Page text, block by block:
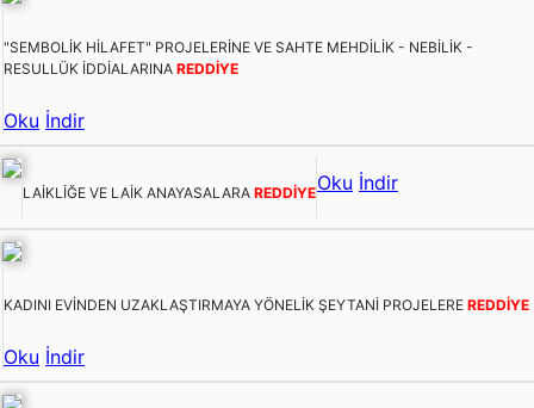
"SEMBOLİK HİLAFET" PROJELERİNE VE SAHTE MEHDİLİK - NEBİLİK -
RESULLÜK İDDİALARINA REDDİYE
Oku İndir
LAİKLİĞE VE LAİK ANAYASALARA REDDİYEOku İndir
KADINI EVİNDEN UZAKLAŞTIRMAYA YÖNELİK ŞEYTANİ PROJELERE REDDİYE
Oku İndir